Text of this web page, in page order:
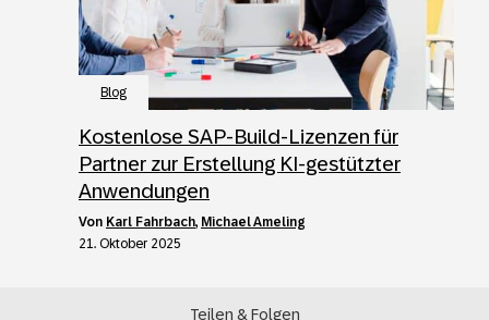
Blog
Kostenlose SAP-Build-Lizenzen für
Partner zur Erstellung KI-gestützter
Anwendungen
von Karl Fahrbach, Michael Ameling
21. Oktober 2025
Teilen & Folgen